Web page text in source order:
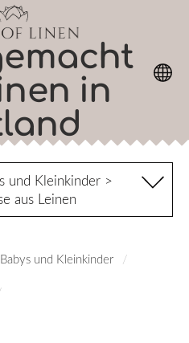
in
und Kleinkinder >
aus Leinen
und Kleinkinder